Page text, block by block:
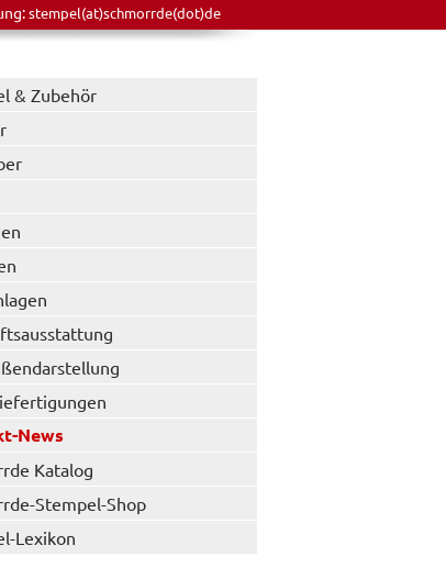
stempel(at)schmorrde(dot)de
& Zubehör
News
Katalog
Stempel-Shop
Lexikon